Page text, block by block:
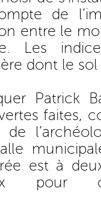
de
entre le
Les
dont le
Patrick
faites,
est à
pour